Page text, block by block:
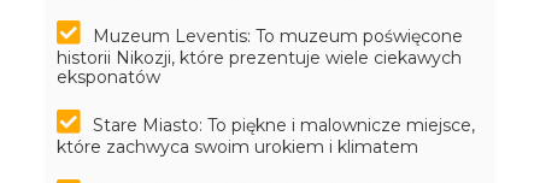
Muzeum Leventis: To muzeum poświęcone
historii Nikozji, które prezentuje wiele ciekawych
eksponatów
Stare Miasto: To piękne i malownicze miejsce,
które zachwyca swoim urokiem i klimatem